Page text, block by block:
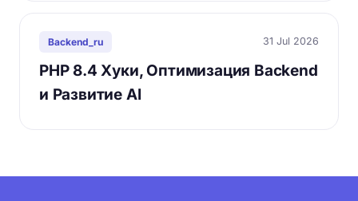
Backend_ru 31 Jul 2026
PHP 8.4 Хуки, Оптимизация Backend
и Развитие AI